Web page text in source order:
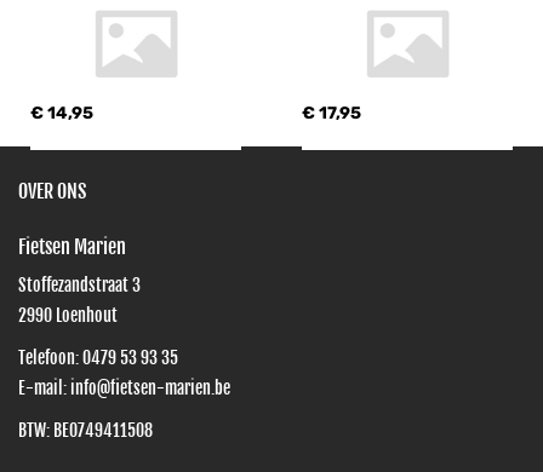
€ 14,95 € 17,95
OVER ONS
Fietsen Marien
Stoffezandstraat 3
2990 Loenhout
Telefoon:0479 53 93 35
E-mail: info@fietsen-marien.be
BTW: BE0749411508